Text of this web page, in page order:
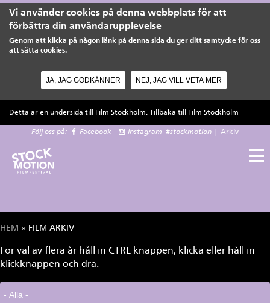
Vi använder cookies på denna webbplats för att
förbättra din användarupplevelse
Genom att klicka på någon länk på denna sida du ger ditt samtycke för oss
att sätta cookies.
JA, JAG GODKÄNNER NEJ, JAG VILL VETA MER
Detta är en undersida till Film Stockholm. Tillbaka till Film Stockholm
Följ oss på: Facebook Instagram #stockmotion Arkiv
Du är här
HEM » FILM ARKIV
För val av flera år håll in CTRL knappen, klicka eller håll in
klickknappen och dra.